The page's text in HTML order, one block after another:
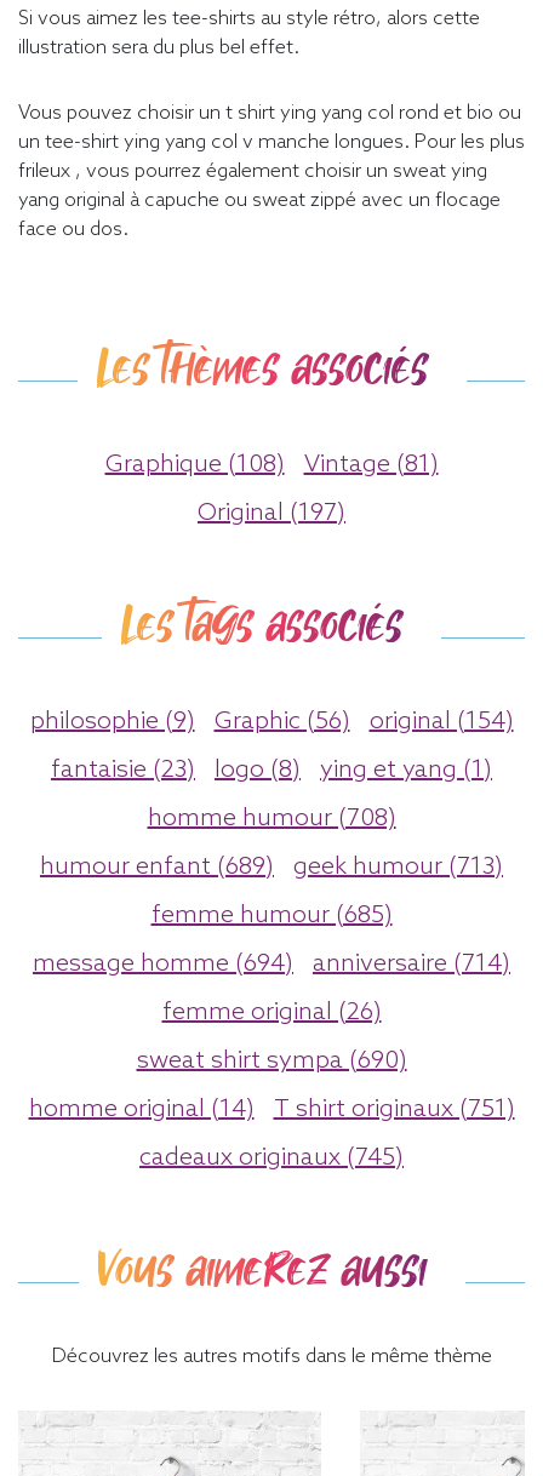
Si vous aimez les tee-shirts au style rétro, alors cette
illustration sera du plus bel effet.
Vous pouvez choisir un t shirt ying yang col rond et bio ou
un tee-shirt ying yang col v manche longues. Pour les plus
frileux , vous pourrez également choisir un sweat ying
yang original à capuche ou sweat zippé avec un flocage
face ou dos.
Les thèmes associés
Graphique (108)
Vintage (81)
Original (197)
Les tags associés
philosophie (9) Graphic (56)
original (154)
fantaisie (23)
logo (8)
ying et yang (1)
homme humour (708)
humour enfant (689)
geek humour (713)
femme humour (685)
message homme (694)
anniversaire (714)
femme original (26)
sweat shirt sympa (690)
homme original (14)
T shirt originaux (751)
cadeaux originaux (745)
Vous aimerez aussi
Découvrez les autres motifs dans le même thème